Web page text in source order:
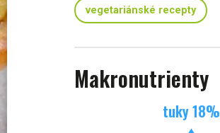
vegetariánské recepty
Makronutrienty
tuky18%